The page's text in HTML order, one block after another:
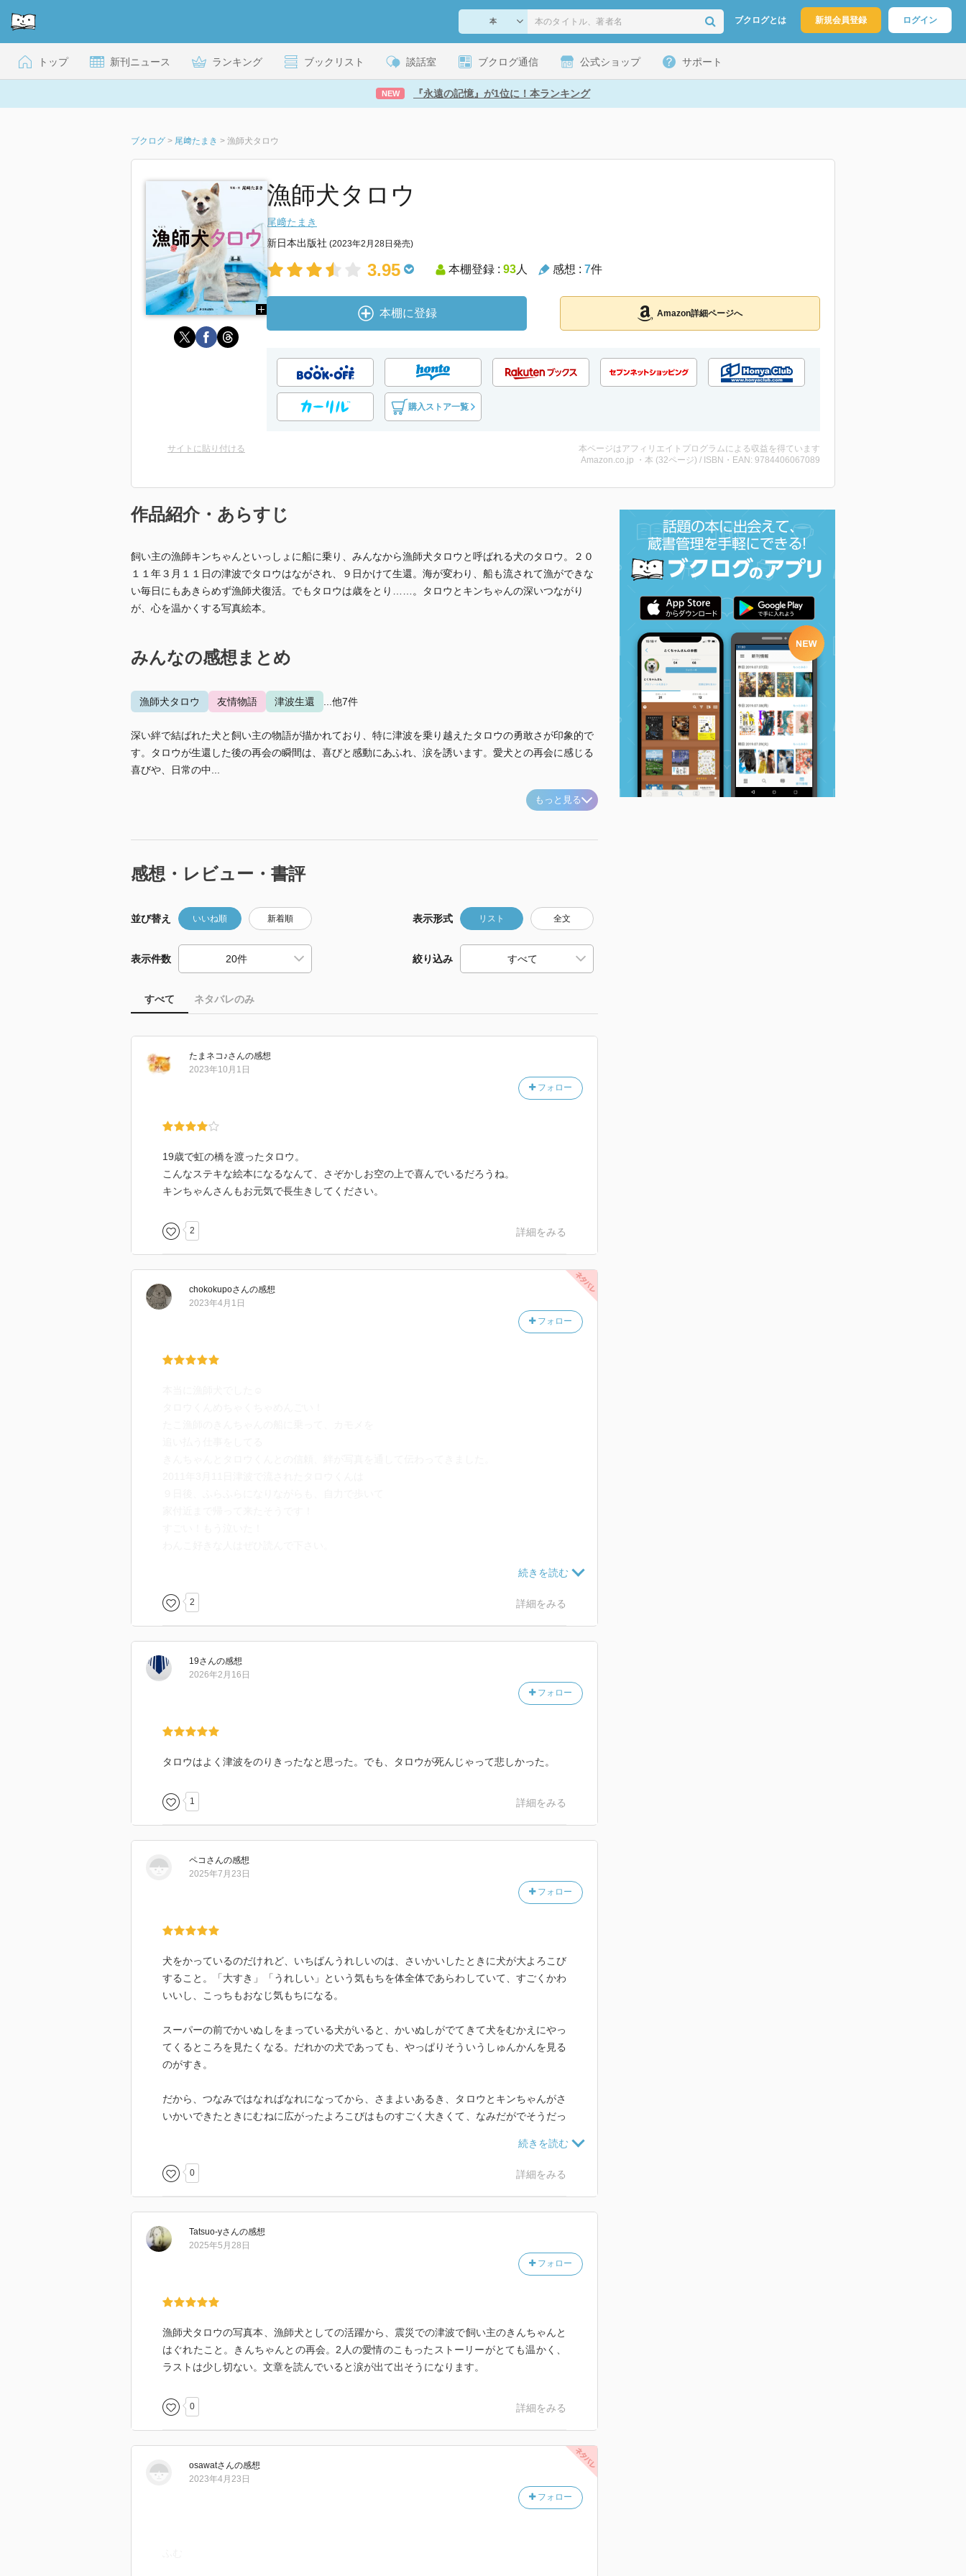
ブクログとは 新規会員登録 ログイン
トップ 新刊ニュース ランキング ブックリスト 談話室 ブクログ通信 公式ショップ サポート
NEW 『永遠の記憶』が1位に！本ランキング
ブクログ > 尾﨑たまき > 漁師犬タロウ
漁師犬タロウ
尾﨑たまき
新日本出版社 (2023年2月28日発売)
3.95 本棚登録 : 93人 感想 : 7件
本棚に登録 Amazon詳細ページへ
購入ストア一覧
サイトに貼り付ける
本ページはアフィリエイトプログラムによる収益を得ています
Amazon.co.jp ・本 (32ページ) / ISBN・EAN: 9784406067089
作品紹介・あらすじ
飼い主の漁師キンちゃんといっしょに船に乗り、みんなから漁師犬タロウと呼ばれる犬のタロウ。２０
１１年３月１１日の津波でタロウはながされ、９日かけて生還。海が変わり、船も流されて漁ができな
い毎日にもあきらめず漁師犬復活。でもタロウは歳をとり……。タロウとキンちゃんの深いつながり
が、心を温かくする写真絵本。
みんなの感想まとめ
漁師犬タロウ 友情物語 津波生還 ...他7件
深い絆で結ばれた犬と飼い主の物語が描かれており、特に津波を乗り越えたタロウの勇敢さが印象的で
す。タロウが生還した後の再会の瞬間は、喜びと感動にあふれ、涙を誘います。愛犬との再会に感じる
喜びや、日常の中...
もっと見る
感想・レビュー・書評
並び替え いいね順 新着順 表示形式 リスト 全文
表示件数 絞り込み
すべて ネタバレのみ
たまネコ♪さんの感想
フォロー
2023年10月1日
19歳で虹の橋を渡ったタロウ。
こんなステキな絵本になるなんて、さぞかしお空の上で喜んでいるだろうね。
キンちゃんさんもお元気で長生きしてください。
2 詳細をみる
chokokupoさんの感想
フォロー
2023年4月1日
2 詳細をみる
19さんの感想
フォロー
2026年2月16日
タロウはよく津波をのりきったなと思った。でも、タロウが死んじゃって悲しかった。
1 詳細をみる
ペコ さんの感想
フォロー
2025年7月23日
犬をかっているのだけれど、いちばんうれしいのは、さいかいしたときに犬が大よろこび
すること。「大すき」「うれしい」という気もちを体全体であらわしていて、すごくかわ
いいし、こっちもおなじ気もちになる。
スーパーの前でかいぬしをまっている犬がいると、かいぬしがでてきて犬をむかえにやっ
てくるところを見たくなる。だれかの犬であっても、やっぱりそういうしゅんかんを見る
のがすき。
だから、つなみではなればなれになってから、さまよいあるき、タロウとキンちゃんがさ
いかいできたときにむねに広がったよろこびはものすごく大きくて、なみだがでそうだっ
とてつもなくさみしいことだけど、いぬとは一生をともにできない。でも、こころの中で
いっしょに生きていくことができる。一つ一つ、大切な思い出をつむいでいけたらいいな
0 詳細をみる
Tatsuo-yさんの感想
フォロー
2025年5月28日
漁師犬タロウの写真本、漁師犬としての活躍から、震災での津波で飼い主のきんちゃんと
はぐれたこと。きんちゃんとの再会。2人の愛情のこもったストーリーがとても温かく、
ラストは少し切ない。文章を読んでいると涙が出て出そうになります。
0 詳細をみる
osawatさんの感想
フォロー
2023年4月23日